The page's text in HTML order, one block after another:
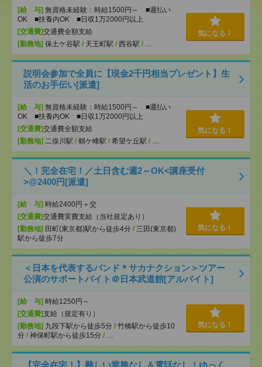
[給 与] 無資格未経験：時給1500円～ ■週払い
OK ■扶養内OK ■日収1万2000円以上
[交通費]交通費全額支給
[勤務地] 保土ケ谷駅 / 天王町駅 / 西谷駅 /
気になる！
説明会参加で全員に【現金2千円相当プレゼント】生
活のお手伝い[派遣]
[給 与] 無資格未経験：時給1500円～ ■週払い
OK ■扶養内OK ■日収1万2000円以上
[交通費]交通費全額支給
[勤務地] 二俣川駅 / 鶴ケ峰駅 / 希望ケ丘駅 /
気になる！
＼！完全在宅！／土日含む週2～OK<講座受付
>@2400円[派遣]
[給 与] 時給2400円＋交
[交通費]交通費実費支給（当社規定あり）
[勤務地] 田町(東京都)駅から徒歩4分 / 三田(東京都)
駅から徒歩7分
気になる！
＜日本を代表するバンド＊サカナクション＞ツアー
公演のサポートバイト＠日本武道館[アルバイト]
[給 与] 時給1250円～
[交通費]支給（規定有り）
[勤務地] 九段下駅から徒歩5分 / 竹橋駅から徒歩10
分 / 神保町駅から徒歩15分 /
気になる！
【完全在宅！】難しい業務なし＆電話なし！ゆっく